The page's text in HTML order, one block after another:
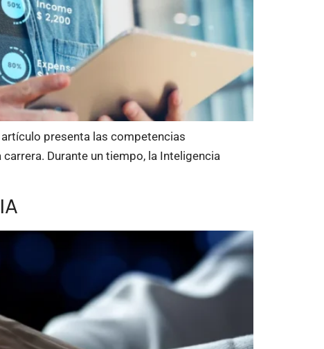
presenta las competencias
Durante un tiempo, la Inteligencia